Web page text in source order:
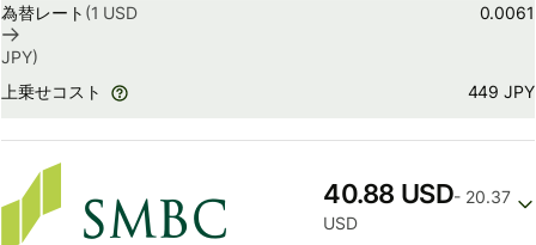
為替レート (1 USD
JPY)
0.0061
上乗せコスト 449 JPY
40.88 USD- 20.37
USD